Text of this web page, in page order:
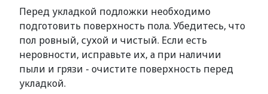
Перед укладкой подложки необходимо
подготовить поверхность пола. Убедитесь, что
пол ровный, сухой и чистый. Если есть
неровности, исправьте их, а при наличии
пыли и грязи - очистите поверхность перед
укладкой.